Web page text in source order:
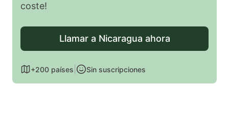
coste!
Llamar a Nicaragua ahora
+200 países Sin suscripciones